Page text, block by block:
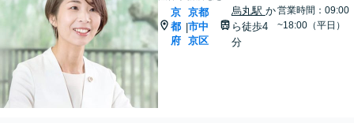
京
都
府
|
京都
市中
京区
烏丸駅 か
ら徒歩4
分
営業時間：09:00
~18:00（平日）